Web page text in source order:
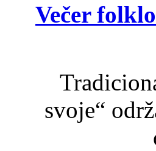
Večer
svoje“